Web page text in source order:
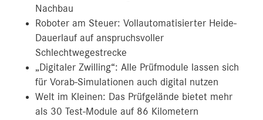
Nachbau
Roboter am Steuer: Vollautomatisierter Heide-
Dauerlauf auf anspruchsvoller
Schlechtwegestrecke
„Digitaler Zwilling“: Alle Prüfmodule lassen sich
für Vorab-Simulationen auch digital nutzen
Welt im Kleinen: Das Prüfgelände bietet mehr
als 30 Test-Module auf 86 Kilometern